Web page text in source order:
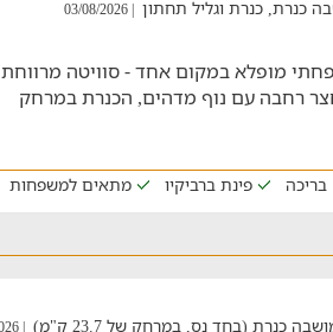
כנרת, כנרת וגליל תחתון | 03/08/2026
מופלא במקום אחד - סוויטה מרווחת
רחבה עם נוף מדהים, הכנרת במרחק
בריכה פינת ברביקיו מתאים למשפחות
כנרת (בחד נס, במרחק של 23.7 ק"מ) | 04/08/2026